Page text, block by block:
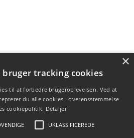
×
tracking cookies
til at forbedre brugeroplevelsen. Ved at
du alle cookies i overensstemmelse
cookiepolitik. Detaljer
UKLASSIFICEREDE